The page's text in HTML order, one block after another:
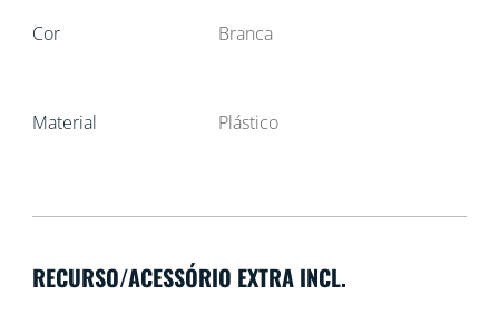
Cor Branca
Material Plástico
RECURSO/ACESSÓRIO EXTRA INCL.